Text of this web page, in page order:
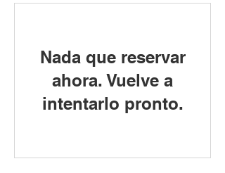
Nada que reservar
ahora. Vuelve a
intentarlo pronto.